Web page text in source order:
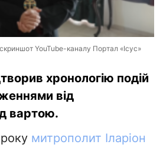
YouTube-каналу Портал «Ісус»
хронологію подій
від
вартою.
митрополит Іларіон